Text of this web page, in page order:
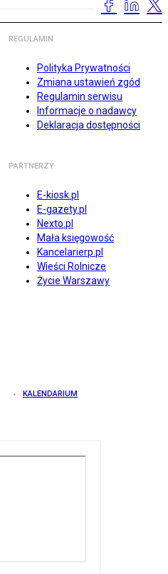
REGULAMIN
Polityka Prywatności
Zmiana ustawień zgód
Regulamin serwisu
Informacje o nadawcy
Deklaracja dostępności
PARTNERZY
E-kiosk.pl
E-gazety.pl
Nexto.pl
Mała księgowość
Kancelarierp.pl
Wieści Rolnicze
Życie Warszawy
KALENDARIUM